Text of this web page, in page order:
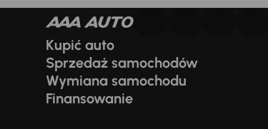
Kupić auto
Sprzedaż samochodów
Wymiana samochodu
Finansowanie